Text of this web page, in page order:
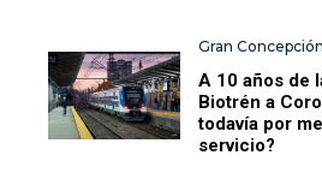
Gran Concepción
A 10 años de
Biotrén a
todavía por
servicio?